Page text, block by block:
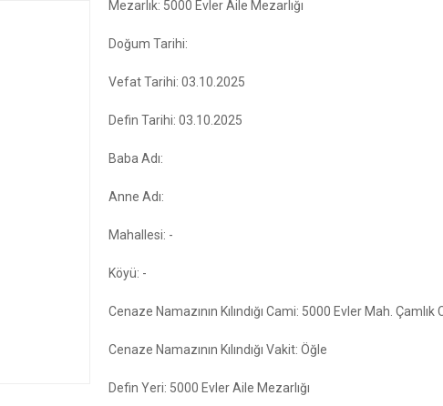
Mezarlık: 5000 Evler Aile Mezarlığı
Doğum Tarihi:
Vefat Tarihi: 03.10.2025
Defin Tarihi: 03.10.2025
Baba Adı:
Anne Adı:
Mahallesi: -
Köyü: -
Cenaze Namazının Kılındığı Cami: 5000 Evler Mah. Çamlık
Cenaze Namazının Kılındığı Vakit: Öğle
Defin Yeri: 5000 Evler Aile Mezarlığı